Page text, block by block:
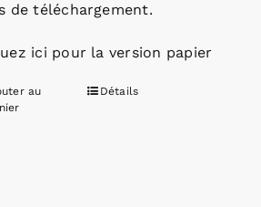
de téléchargement.
ici pour la version papier
au
Détails